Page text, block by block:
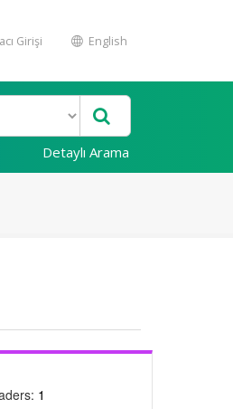
Girişi English
Detaylı Arama
1